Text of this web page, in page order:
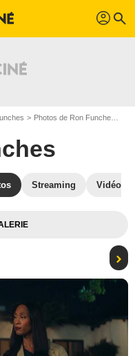
profil search
Photos de Ron Funches
Streaming Vidéos